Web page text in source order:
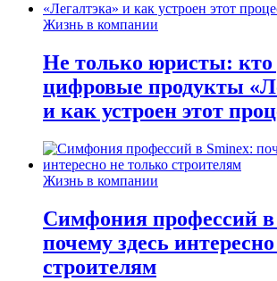
Жизнь в компании
Не только юристы: кто
цифровые продукты
и как устроен этот
Жизнь в компании
Симфония профессий в
почему здесь
строителям